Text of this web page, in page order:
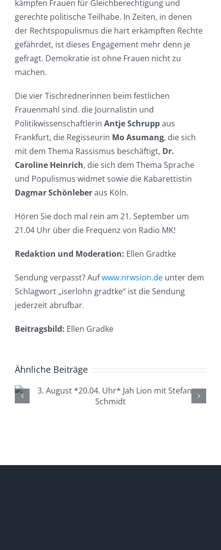
kämpfen Frauen für Gleichberechtigung und
gerechte politische Teilhabe. In Zeiten, in denen
der Rechtspopulismus die hart erkämpften Rechte
gefährdet, ist dieses Engagement mehr denn je
gefragt. Demokratie ist ohne Frauen nicht zu
machen.
Die vier Tischrednerinnen beim festlichen
Frauenmahl sind. die Journalistin und
Politikwissenschaftlerin Antje Schruppaus
Frankfurt, die Regisseurin Mo Asumang, die sich
mit dem Thema Rassismus beschäftigt, Dr.
Caroline Heinrich, die sich dem Thema Sprache
und Populismus widmet sowie die Kabarettistin
Dagmar Schönleberaus Köln.
Hören Sie doch mal rein am 21. September um
21.04 Uhr über die Frequenz von Radio MK!
Redaktion und Moderation: Ellen Gradtke
Sendung verpasst? Aufwww.nrwsion.de unter dem
Schlagwort „iserlohn gradtke“ ist die Sendung
jederzeit abrufbar.
Beitragsbild: Ellen Gradke
Ähnliche Beiträge
4. August *20.04. Uhr*
Lüdenscheid Live mit Ingo